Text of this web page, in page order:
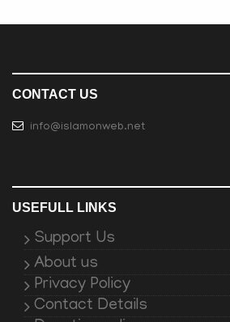
CONTACT US
info@islamonweb.net
USEFULL LINKS
Support Us
About us
Privacy Policy
Contact Details